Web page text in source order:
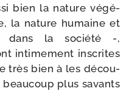
bien la nature végé­
la nature humaine et
dans la socié­té -,
inti­me­ment ins­crites
très bien à les décou­
beau­coup plus savants